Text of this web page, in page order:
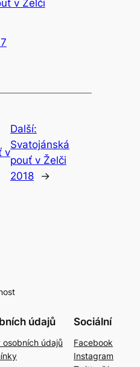
v Želči
v
Další:
Svatojánská
pouť v Želči
2018
→
údajů
údajů
Sociální
Facebook
Instagram